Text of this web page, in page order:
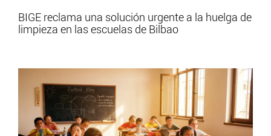
BIGE reclama una solución urgente a la huelga de
limpieza en las escuelas de Bilbao